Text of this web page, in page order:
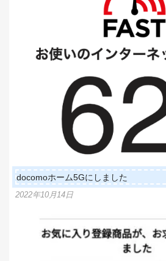
docomoホーム5Gにしました
2022年10月14日